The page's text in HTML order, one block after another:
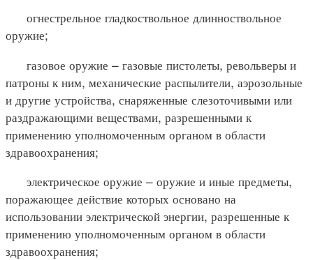
огнестрельное гладкоствольное длинноствольное
оружие;
газовое оружие – газовые пистолеты, револьверы и
патроны к ним, механические распылители, аэрозольные
и другие устройства, снаряженные слезоточивыми или
раздражающими веществами, разрешенными к
применению уполномоченным органом в области
здравоохранения;
электрическое оружие – оружие и иные предметы,
поражающее действие которых основано на
использовании электрической энергии, разрешенные к
применению уполномоченным органом в области
здравоохранения;